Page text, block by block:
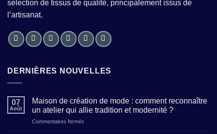
sélection de tissus de qualité, principalement issus de
l’artisanat.
DERNIÈRES NOUVELLES
07
Août
Maison de création de mode : comment reconnaître
un atelier qui allie tradition et modernité ?
Commentaires fermés